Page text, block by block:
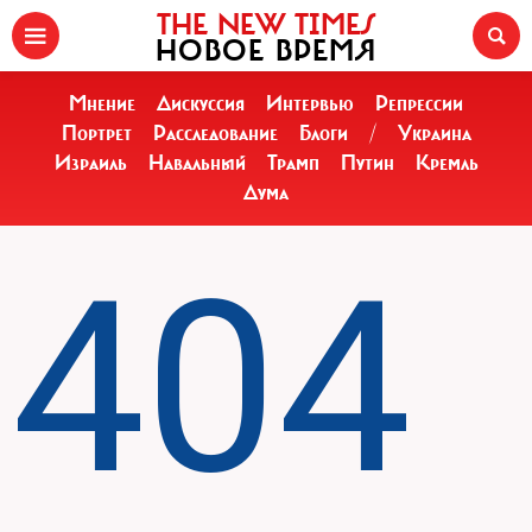
THE NEW TIMES
НОВОЕ ВРЕМЯ
Мнение Дискуссия Интервью
Репрессии
Портрет
Расследование Блоги /
Украина
Израиль
Навальный Трамп Путин
Кремль
Дума
404